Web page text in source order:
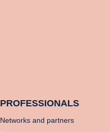
PROFESSIONALS
Networks and partners